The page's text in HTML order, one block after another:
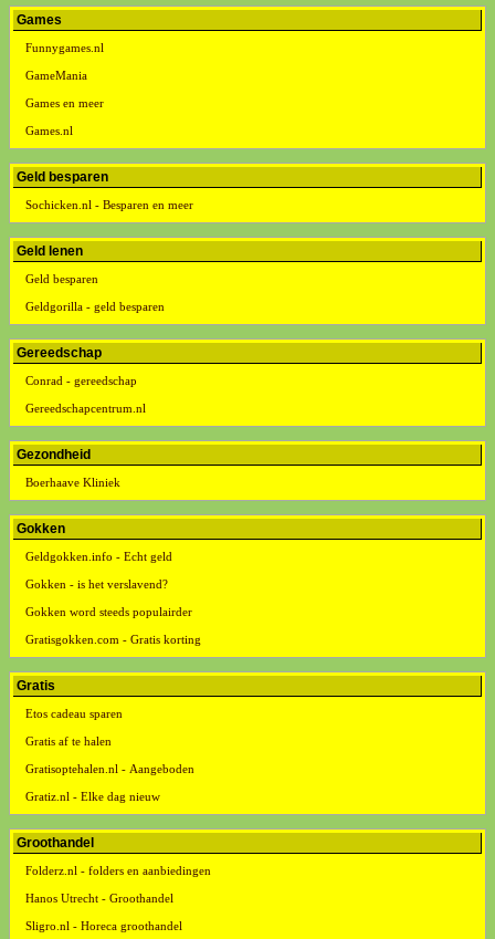
Games
Funnygames.nl
GameMania
Games en meer
Games.nl
Geld besparen
Sochicken.nl - Besparen en meer
Geld lenen
Geld besparen
Geldgorilla - geld besparen
Gereedschap
Conrad - gereedschap
Gereedschapcentrum.nl
Gezondheid
Boerhaave Kliniek
Gokken
Geldgokken.info - Echt geld
Gokken - is het verslavend?
Gokken word steeds populairder
Gratisgokken.com - Gratis korting
Gratis
Etos cadeau sparen
Gratis af te halen
Gratisoptehalen.nl - Aangeboden
Gratiz.nl - Elke dag nieuw
Groothandel
Folderz.nl - folders en aanbiedingen
Hanos Utrecht - Groothandel
Sligro.nl - Horeca groothandel